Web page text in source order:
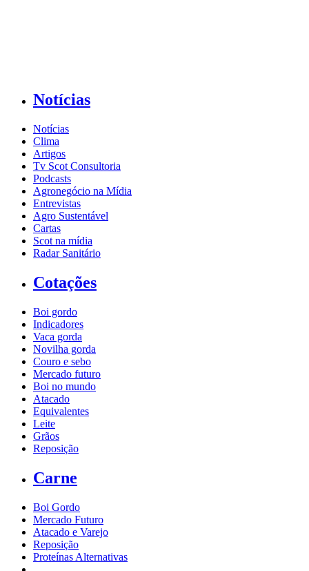
Notícias
Notícias
Clima
Artigos
Tv Scot Consultoria
Podcasts
Agronegócio na Mídia
Entrevistas
Agro Sustentável
Cartas
Scot na mídia
Radar Sanitário
Cotações
Boi gordo
Indicadores
Vaca gorda
Novilha gorda
Couro e sebo
Mercado futuro
Boi no mundo
Atacado
Equivalentes
Leite
Grãos
Reposição
Carne
Boi Gordo
Mercado Futuro
Atacado e Varejo
Reposição
Proteínas Alternativas